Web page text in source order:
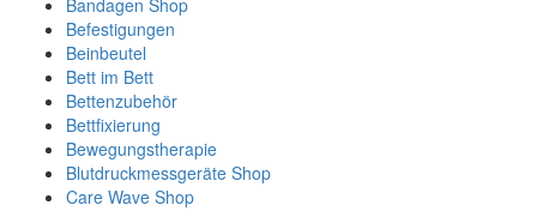
Bandagen Shop
Befestigungen
Beinbeutel
Bett im Bett
Bettenzubehör
Bettfixierung
Bewegungstherapie
Blutdruckmessgeräte Shop
Care Wave Shop